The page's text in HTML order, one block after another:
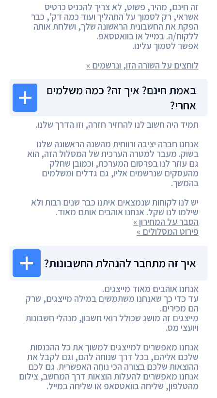
זה חינם, מהיר, פשוט, לא צריך להכניס כרטיס
אשראי, רק לסמוך על התהליך ועוד כמה דק', כבר
הפקת את החשבונית הראשונה שלך, ושלחת אותה
ללקוח/ה. במייל או בוואטסאפ.
אפשר לסמוך עלינו.
לוחצים על השורה הזו, ונרשמים »
באמת חינם? איך זה? כמה משלמים
אחרי?
תמיד היה חשוב לנו להחזיר חזרה, וזו הדרך שלנו.
אנחנו חברה יציבה ורווחית מהשנה הראשונה שלנו
בשוק. מעבר למטרה הערכית של המסלול הזה, הוא
גם עוזר לנו בפרסום המערכת, וכמובן שחלק
מהעסקים שנרשמים אליו, גם גדלים ומשלמים
בהמשך.
יש לנו לקוחות שנמצאים איתנו כבר שנים רבות ולא
שילמו לנו שקל. אנחנו אוהבים אותם מאוד.
הסבר על המחירון »
פירוט המסלולים »
איך זה מתחבר להנהלת החשבונות?
אנחנו אוהבים מאוד מייצגים.
עד כדי כך שאנחנו משתמשים במילה מייצגים, שרק
הם מכירים.
מייצגים זה מושג שכולל רואי חשבון, מנהלי חשבונות
ויועצי מס.
אנחנו מאפשרים למייצגים למשוך את כל ההכנסות
שלכם אליהם, בכל דרך שנוחה להם, וגם לקבל את
ההוצאות שלכם בצורה הכי נוחה האפשרית. גם לכם
אנחנו מאפשרים להעלות הוצאות דרך המחשב, צילום
מהטלפון, שליחה בוואטסאפ או שליחה במייל.